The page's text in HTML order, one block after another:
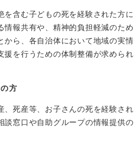
を含む子どもの死を経験された方に
情報共有や、精神的負担軽減のため
から、各自治体において地域の実情
援を行うための体制整備が求められ
方
、死産等、お子さんの死を経験され
談窓口や自助グループの情報提供の